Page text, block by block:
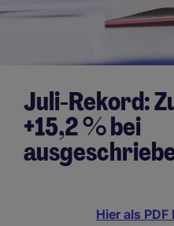
Juli-Rekord:
+15,2 % bei
Hier als